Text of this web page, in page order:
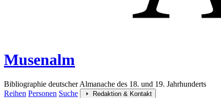
Musenalm
Bibliographie deutscher Almanache des 18. und 19. Jahrhunderts
Reihen Personen Suche Redaktion & Kontakt